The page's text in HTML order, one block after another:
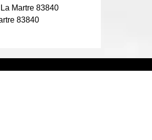
Martre 83840
83840